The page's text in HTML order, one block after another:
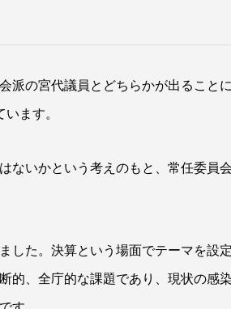
派の宮代議員とどちらかが出ることに
ます。
ないかという考えのもと、常任委員会
した。決算という場面でテーマを設定
的、全庁的な課題であり、現状の感染